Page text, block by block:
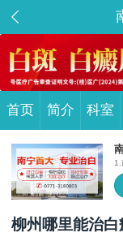
首页 简介 科室
1.
柳州哪里能治白